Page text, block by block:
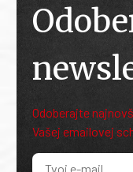
Odoberajte
Vašej emailovej